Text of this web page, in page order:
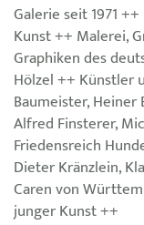
Galerie seit 1971
Kunst ++ Malerei,
Graphiken des
Hölzel ++ Künstler
Baumeister, Heiner
Alfred Finsterer,
Friedensreich
Dieter Kränzlein,
Caren von
junger Kunst ++